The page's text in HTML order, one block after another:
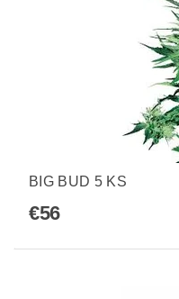
BIG BUD 5 KS
€56